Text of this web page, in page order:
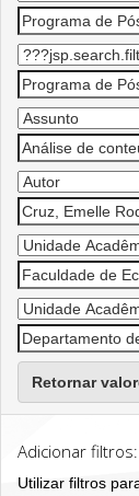
Retornar
Adicionar filtros:
Utilizar filtros